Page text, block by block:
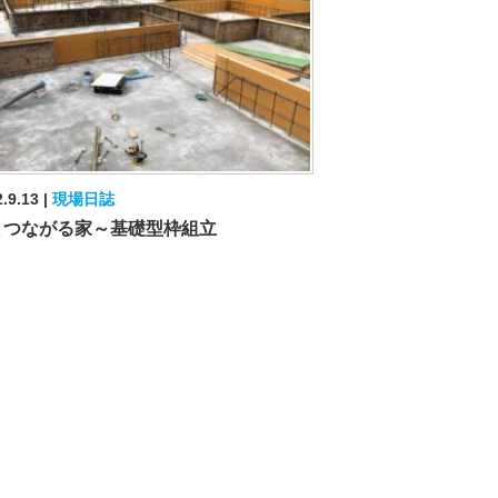
現場日誌
ながる家～基礎型枠組立